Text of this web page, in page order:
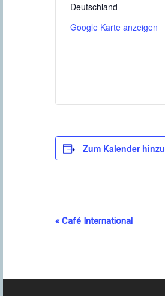
Deutschland
Google Karte anzeigen
Zum Kalender
Veranstaltung-
« Café International